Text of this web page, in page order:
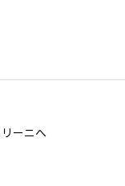
ーニへ